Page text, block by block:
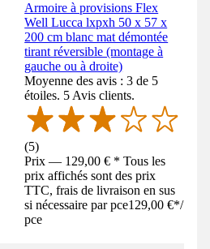
Armoire à provisions Flex
Well Lucca lxpxh 50 x 57 x
200 cm blanc mat démontée
tirant réversible (montage à
gauche ou à droite)
Moyenne des avis : 3 de 5
étoiles. 5 Avis clients.
(5)
Prix — 129,00 € * Tous les
prix affichés sont des prix
TTC, frais de livraison en sus
si nécessaire par pce129,00 €*/
pce